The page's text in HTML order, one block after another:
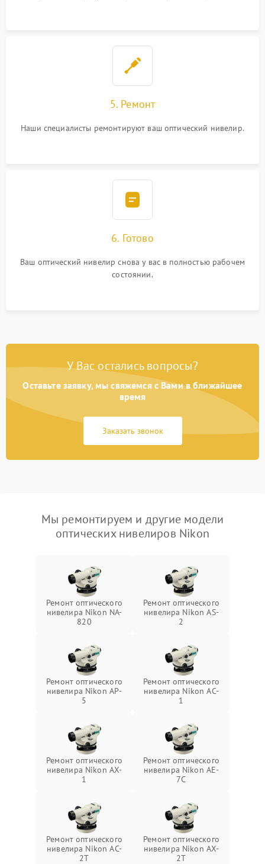
5. Ремонт
Наши специалисты ремонтируют ваш оптический нивелир.
6. Готово
Ваш оптический нивелир снова у вас в полностью рабочем
состоянии.
У Вас остались вопросы?
Оставьте заявку, мы свяжемся с Вами в ближайшее
время
Заказать звонок
Мы ремонтируем и другие модели
оптических нивелиров Nikon
Ремонт оптического
нивелира Nikon NA-
820
Ремонт оптического
нивелира Nikon AS-
2
Ремонт оптического
нивелира Nikon AP-
5
Ремонт оптического
нивелира Nikon AC-
1
Ремонт оптического
нивелира Nikon AX-
1
Ремонт оптического
нивелира Nikon AE-
7C
Ремонт оптического
нивелира Nikon AC-
2T
Ремонт оптического
нивелира Nikon AX-
2T